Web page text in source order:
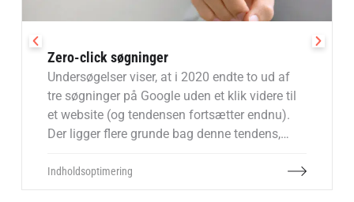
Zero-click søgninger
Undersøgelser viser, at i 2020 endte to ud af
tre søgninger på Google uden et klik videre til
et website (og tendensen fortsætter endnu).
Der ligger flere grunde bag denne tendens,
svaret direkte på Google. Dette kan
Indholdsoptimering